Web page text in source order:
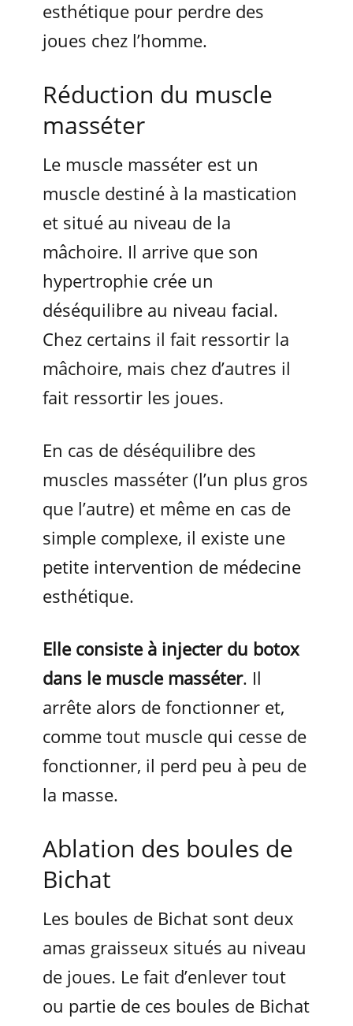
esthétique pour perdre des
joues chez l’homme.
Réduction du muscle
masséter
Le muscle masséter est un
muscle destiné à la mastication
et situé au niveau de la
mâchoire. Il arrive que son
hypertrophie crée un
déséquilibre au niveau facial.
Chez certains il fait ressortir la
mâchoire, mais chez d’autres il
fait ressortir les joues.
En cas de déséquilibre des
muscles masséter (l’un plus gros
que l’autre) et même en cas de
simple complexe, il existe une
petite intervention de médecine
esthétique.
Elle consiste à injecter du botox
dans le muscle masséter. Il
arrête alors de fonctionner et,
comme tout muscle qui cesse de
fonctionner, il perd peu à peu de
la masse.
Ablation des boules de
Bichat
Les boules de Bichat sont deux
amas graisseux situés au niveau
de joues. Le fait d’enlever tout
ou partie de ces boules de Bichat